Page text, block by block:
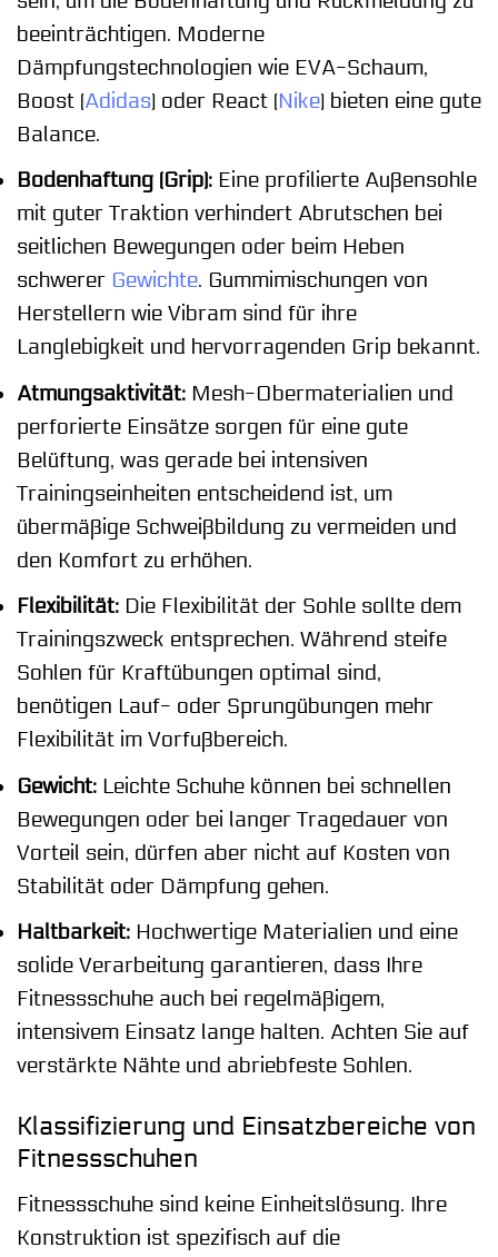
beeinträchtigen. Moderne
Dämpfungstechnologien wie EVA-Schaum,
Boost (Adidas) oder React (Nike) bieten eine gute
Balance.
Bodenhaftung (Grip): Eine profilierte Außensohle
mit guter Traktion verhindert Abrutschen bei
seitlichen Bewegungen oder beim Heben
schwerer Gewichte. Gummimischungen von
Herstellern wie Vibram sind für ihre
Langlebigkeit und hervorragenden Grip bekannt.
Atmungsaktivität: Mesh-Obermaterialien und
perforierte Einsätze sorgen für eine gute
Belüftung, was gerade bei intensiven
Trainingseinheiten entscheidend ist, um
übermäßige Schweißbildung zu vermeiden und
den Komfort zu erhöhen.
Flexibilität: Die Flexibilität der Sohle sollte dem
Trainingszweck entsprechen. Während steife
Sohlen für Kraftübungen optimal sind,
benötigen Lauf- oder Sprungübungen mehr
Flexibilität im Vorfußbereich.
Gewicht: Leichte Schuhe können bei schnellen
Bewegungen oder bei langer Tragedauer von
Vorteil sein, dürfen aber nicht auf Kosten von
Stabilität oder Dämpfung gehen.
Haltbarkeit: Hochwertige Materialien und eine
solide Verarbeitung garantieren, dass Ihre
Fitnessschuhe auch bei regelmäßigem,
intensivem Einsatz lange halten. Achten Sie auf
verstärkte Nähte und abriebfeste Sohlen.
Klassifizierung und Einsatzbereiche von
Fitnessschuhen
Fitnessschuhe sind keine Einheitslösung. Ihre
Konstruktion ist spezifisch auf die